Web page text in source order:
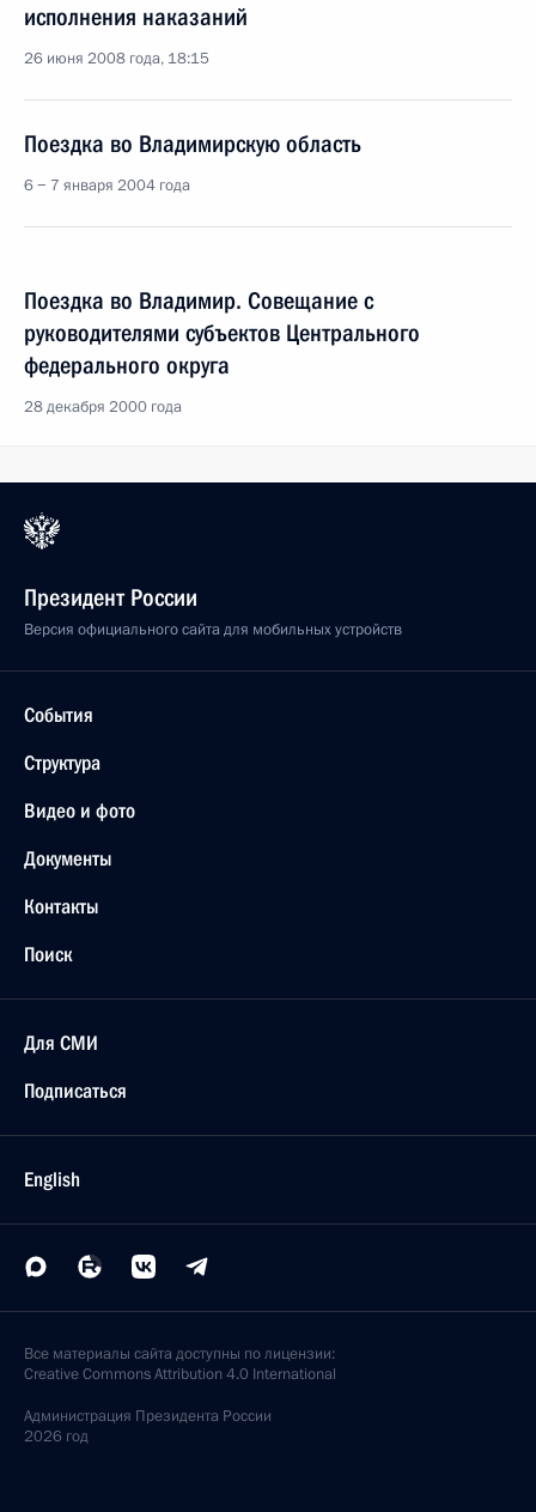
исполнения наказаний
26 июня 2008 года, 18:15
Поездка во Владимирскую область
6 − 7 января 2004 года
Поездка во Владимир. Совещание с
руководителями субъектов Центрального
федерального округа
28 декабря 2000 года
Президент России
Версия официального сайта для мобильных устройств
События
Структура
Видео и фото
Документы
Контакты
Поиск
Для СМИ
Подписаться
English
Все материалы сайта доступны по лицензии:
Creative Commons Attribution 4.0 International
Администрация Президента России
2026 год